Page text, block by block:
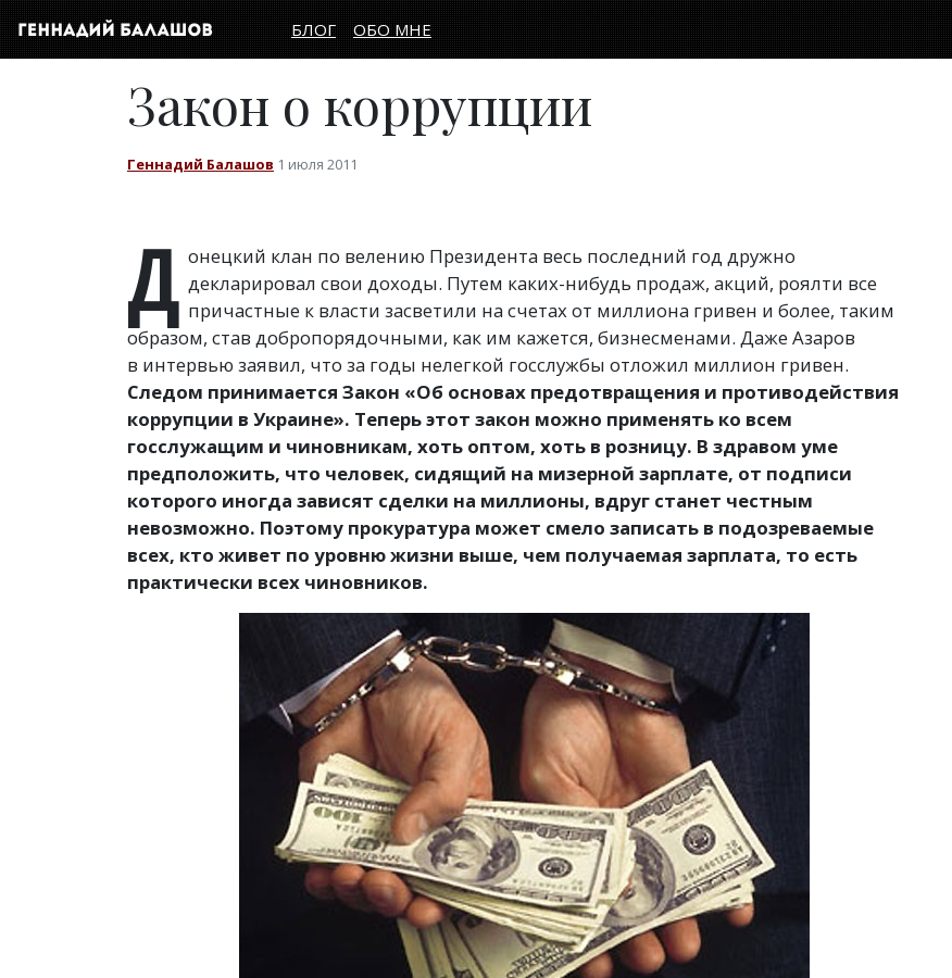
БЛОГ ОБО МНЕ
Закон о коррупции
Геннадий Балашов 1 июля 2011
Д онецкий клан по велению Президента весь последний год дружно
декларировал свои доходы. Путем каких-нибудь продаж, акций, роялти все
причастные к власти засветили на счетах от миллиона гривен и более, таким
образом, став добропорядочными, как им кажется, бизнесменами. Даже Азаров
в интервью заявил, что за годы нелегкой госслужбы отложил миллион гривен.
Следом принимается Закон «Об основах предотвращения и противодействия
коррупции в Украине». Теперь этот закон можно применять ко всем
госслужащим и чиновникам, хоть оптом, хоть в розницу. В здравом уме
предположить, что человек, сидящий на мизерной зарплате, от подписи
которого иногда зависят сделки на миллионы, вдруг станет честным
невозможно. Поэтому прокуратура может смело записать в подозреваемые
всех, кто живет по уровню жизни выше, чем получаемая зарплата, то есть
практически всех чиновников.